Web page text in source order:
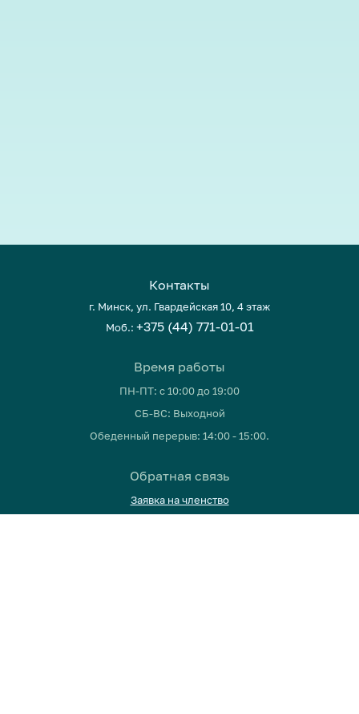
Контакты
г. Минск, ул. Гвардейская 10, 4 этаж
Моб.: +375 (44) 771-01-01
Время работы
ПН-ПТ: с 10:00 до 19:00
СБ-ВС: Выходной
Обеденный перерыв: 14:00 - 15:00.
Обратная связь
Заявка на членство